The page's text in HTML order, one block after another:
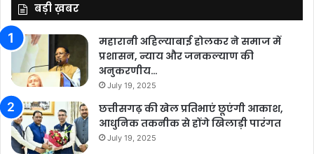
बड़ी ख़बर
महारानी अहिल्याबाई होलकर ने समाज में
प्रशासन, न्याय और जनकल्याण की
अनुकरणीय…
July 19, 2025
छत्तीसगढ़ की खेल प्रतिभाएं छूएंगी आकाश,
आधुनिक तकनीक से होंगे खिलाड़ी पारंगत
July 19, 2025